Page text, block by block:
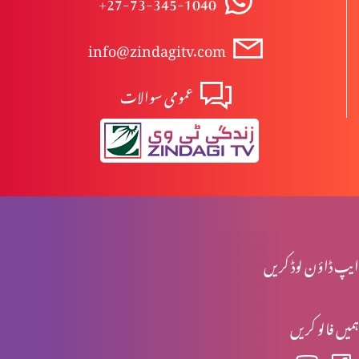
شریعت اور طریقت
فنا فی اللہ
دعا اور ایمان
شانِ سَر ساز و سفید حصہ 2
info@zindagitv.com
عمومی سوالات
ایپ ڈاؤن لوڈ کریں
ہمیں فالو کریں